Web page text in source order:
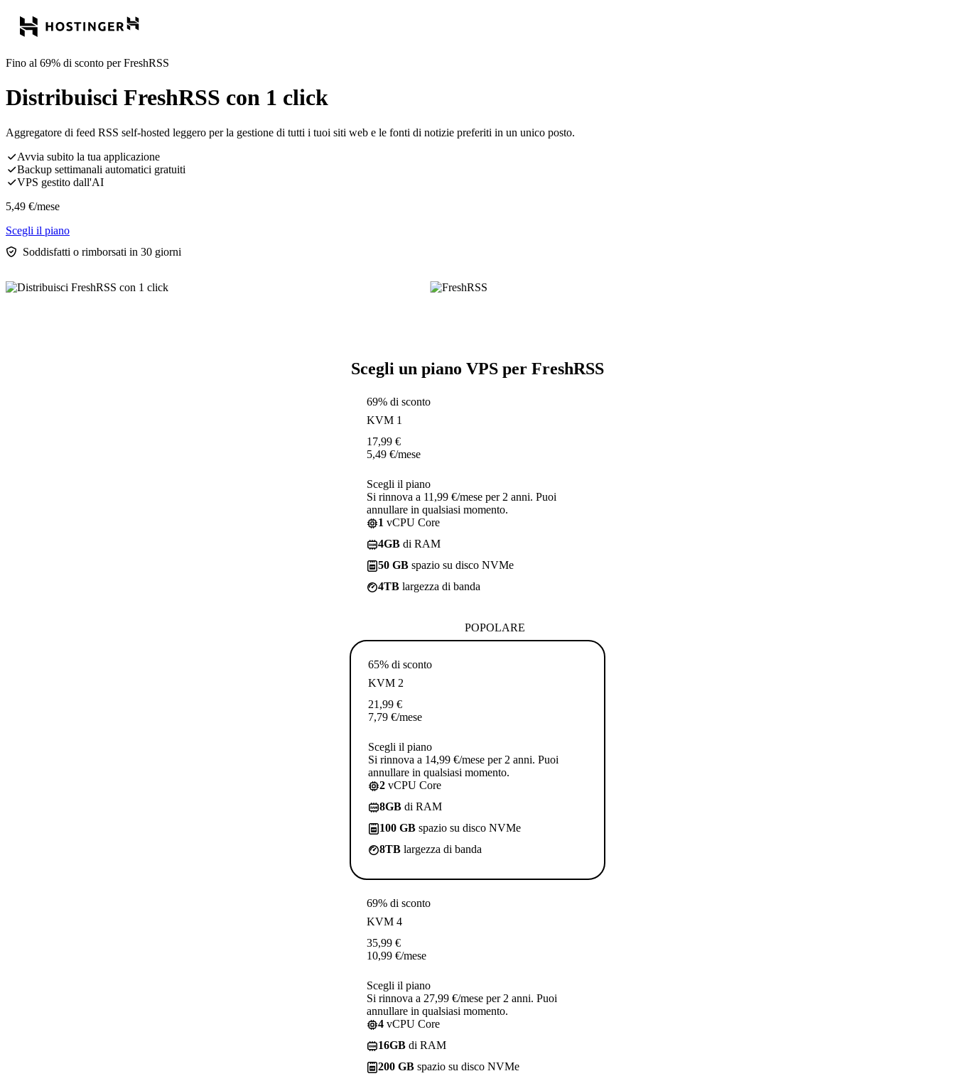
Fino al 69% di sconto per FreshRSS
Distribuisci FreshRSS con 1 click
Aggregatore di feed RSS self-hosted leggero per la gestione di tutti i tuoi siti web e le fonti di notizie preferiti in un unico posto.
Avvia subito la tua applicazione
Backup settimanali automatici gratuiti
VPS gestito dall'AI
5,49 €/mese
Scegli il piano
Soddisfatti o rimborsati in 30 giorni
Scegli un piano VPS per FreshRSS
69% di sconto
KVM 1
17,99 €
5,49 €/mese
Scegli il piano
Si rinnova a 11,99 €/mese per 2 anni. Puoi
annullare in qualsiasi momento.
1 vCPU Core
4GB di RAM
50 GB spazio su disco NVMe
4TB largezza di banda
POPOLARE
65% di sconto
KVM 2
21,99 €
7,79 €/mese
Scegli il piano
Si rinnova a 14,99 €/mese per 2 anni. Puoi
annullare in qualsiasi momento.
2 vCPU Core
8GB di RAM
100 GB spazio su disco NVMe
8TB largezza di banda
69% di sconto
KVM 4
35,99 €
10,99 €/mese
Scegli il piano
Si rinnova a 27,99 €/mese per 2 anni. Puoi
annullare in qualsiasi momento.
4 vCPU Core
16GB di RAM
200 GB spazio su disco NVMe